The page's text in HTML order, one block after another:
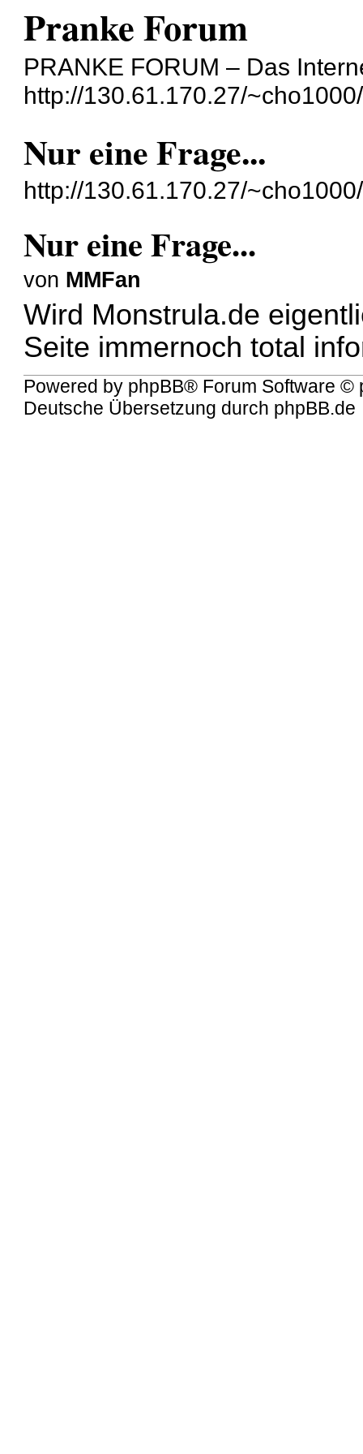
Pranke Forum
PRANKE FORUM – Das
http://130.61.170.27/
Nur eine Frage...
http://130.61.170.27/
Nur eine Frage...
von MMFan
Wird Monstrula.de
Seite immernoch total
Powered by phpBB® Forum Software ©
Deutsche Übersetzung durch phpBB.de